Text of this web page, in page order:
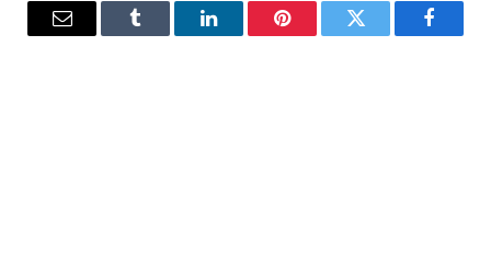
فيسبوك تويتر بينتيريستلينكدإن Tumblr
البريد